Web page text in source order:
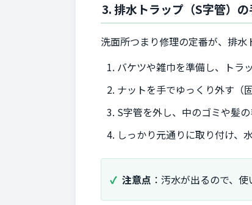
3. 排水トラップ（S字管）
洗面所つまり修理の定番が、排水
バケツや雑巾を準備し、トラ
ナットを手でゆっくり外す（
S字管を外し、中のゴミや髪
しっかり元通りに取り付け、
注意点 ：汚水が出るので、